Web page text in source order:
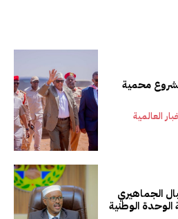
محمية
العالمية
الجماهيري
الوطنية